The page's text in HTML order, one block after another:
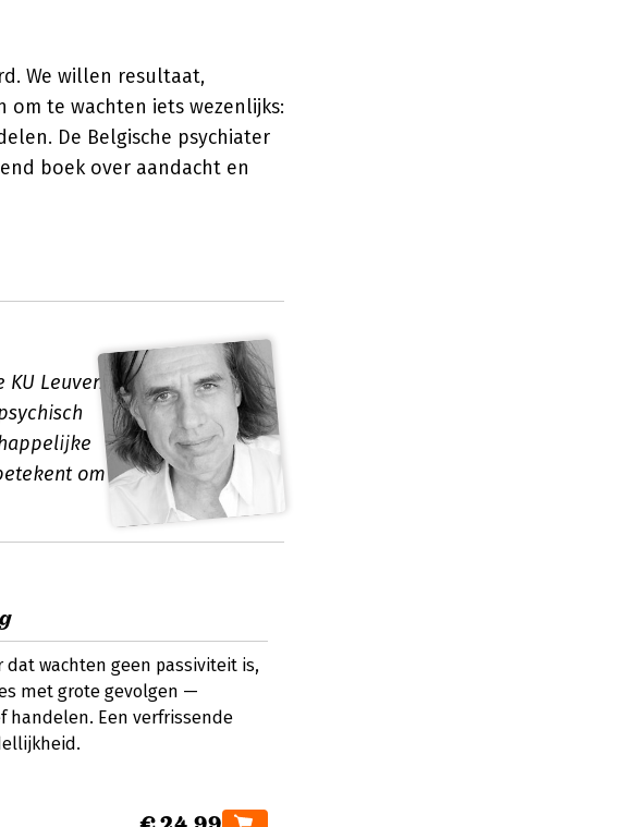
We willen resultaat,
om te wachten iets wezenlijks:
De Belgische psychiater
boek over aandacht en
Leuven
om
dat wachten geen passiviteit is,
met grote gevolgen —
handelen. Een verfrissende